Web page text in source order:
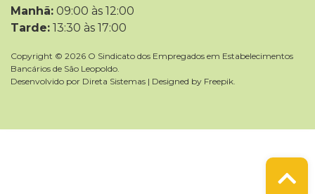
Manhã: 09:00 às 12:00
Tarde: 13:30 às 17:00
Copyright © 2026 O Sindicato dos Empregados em Estabelecimentos
Bancários de São Leopoldo.
Desenvolvido por Direta Sistemas | Designed by Freepik